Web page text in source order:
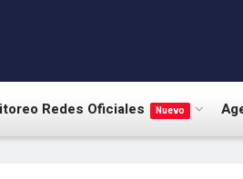
Redes Oficiales Nuevo